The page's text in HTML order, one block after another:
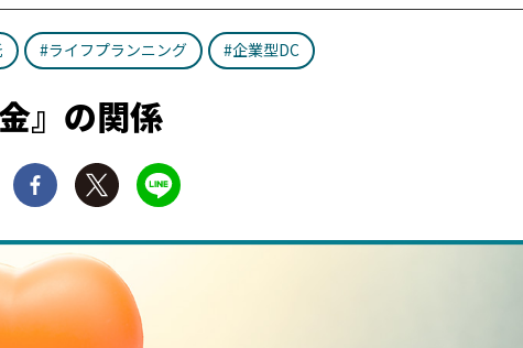
#ライフプランニング #企業型DC
』の関係